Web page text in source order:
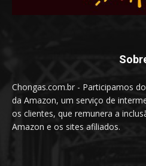
Chongas.com.br - Participamos
da Amazon, um serviço de
os clientes, que remunera a
Amazon e os sites afiliados.